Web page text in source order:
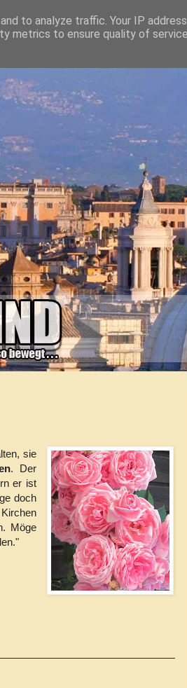
sie
. Der
er ist
doch
Möge
to analyze traffic. Your IP
metrics to ensure quality of